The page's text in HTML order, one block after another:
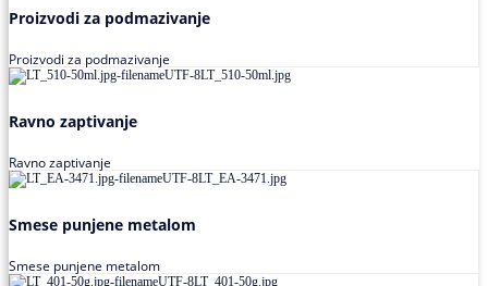
Proizvodi za podmazivanje
Proizvodi za podmazivanje
Ravno zaptivanje
Ravno zaptivanje
Smese punjene metalom
Smese punjene metalom